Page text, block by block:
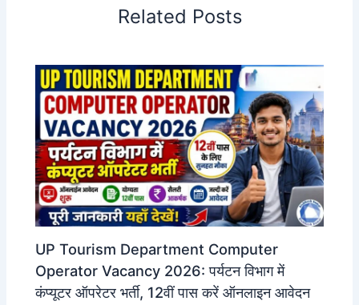
Related Posts
UP Tourism Department Computer
Operator Vacancy 2026: पर्यटन विभाग में
कंप्यूटर ऑपरेटर भर्ती, 12वीं पास करें ऑनलाइन आवेदन